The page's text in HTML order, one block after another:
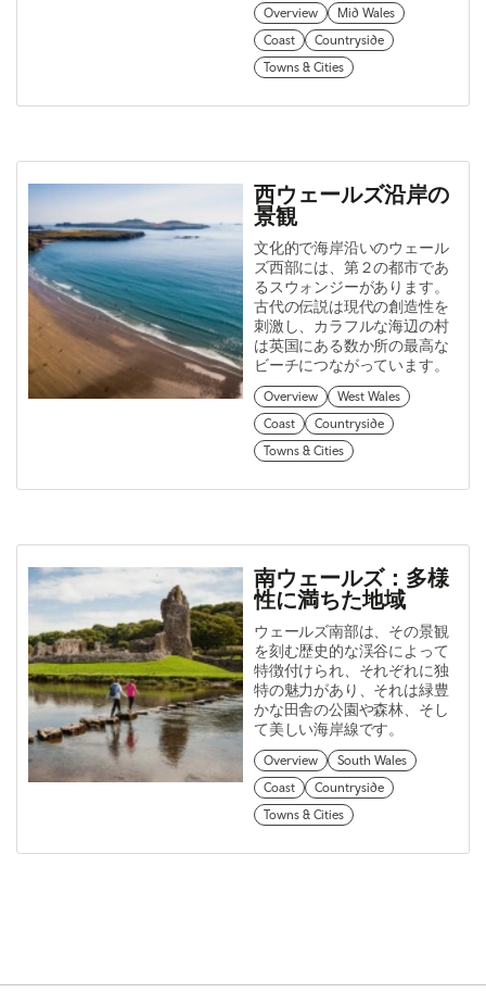
Overview
Mid Wales
Coast
Countryside
Towns & Cities
西ウェールズ沿岸の
景観
文化的で海岸沿いのウェール
ズ西部には、第２の都市であ
るスウォンジーがあります。
古代の伝説は現代の創造性を
刺激し、カラフルな海辺の村
は英国にある数か所の最高な
ビーチにつながっています。
Overview
West Wales
Coast
Countryside
Towns & Cities
南ウェールズ：多様
性に満ちた地域
ウェールズ南部は、その景観
を刻む歴史的な渓谷によって
特徴付けられ、それぞれに独
特の魅力があり、それは緑豊
かな田舎の公園や森林、そし
て美しい海岸線です。
Overview
South Wales
Coast
Countryside
Towns & Cities